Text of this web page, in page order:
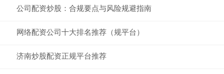
公司配资炒股：合规要点与风险规避指南
网络配资公司十大排名推荐（规平台）
济南炒股配资正规平台推荐